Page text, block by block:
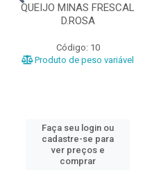
QUEIJO MINAS FRESCAL
D.ROSA
Código: 10
Produto de peso variável
Faça seu login ou
cadastre-se para
ver preços e
comprar